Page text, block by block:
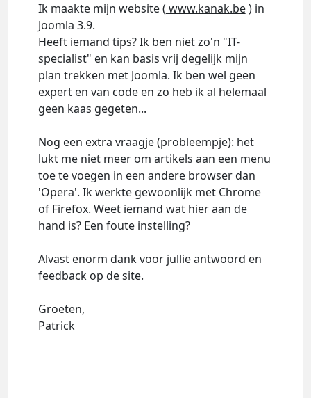
Ik maakte mijn website ( www.kanak.be) in
Joomla 3.9.
Heeft iemand tips? Ik ben niet zo'n "IT-
specialist" en kan basis vrij degelijk mijn
plan trekken met Joomla. Ik ben wel geen
expert en van code en zo heb ik al helemaal
geen kaas gegeten...
Nog een extra vraagje (probleempje): het
lukt me niet meer om artikels aan een menu
toe te voegen in een andere browser dan
'Opera'. Ik werkte gewoonlijk met Chrome
of Firefox. Weet iemand wat hier aan de
hand is? Een foute instelling?
Alvast enorm dank voor jullie antwoord en
feedback op de site.
Groeten,
Patrick